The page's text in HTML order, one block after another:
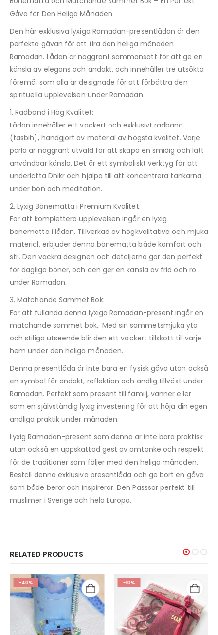
Gåva för Den Heliga Månaden
Den här exklusiva lyxiga Ramadan-presentlådan är den
perfekta gåvan för att fira den heliga månaden
Ramadan. Lådan är noggrant sammansatt för att ge en
känsla av elegans och andakt, och innehåller tre utsökta
föremål som alla är designade för att förbättra den
spirituella upplevelsen under Ramadan.
1. Radband i Hög Kvalitet:
Lådan innehåller ett vackert och exklusivt radband
(tasbih), handgjort av material av högsta kvalitet. Varje
pärla är noggrant utvald för att skapa en smidig och lätt
användbar känsla. Det är ett symboliskt verktyg för att
underlätta Dhikr och hjälpa till att koncentrera tankarna
under bön och meditation.
2. Lyxig Bönematta i Premium Kvalitet:
För att komplettera upplevelsen ingår en lyxig
bönematta i lådan. Tillverkad av högkvalitativa och mjuka
material, erbjuder denna bönematta både komfort och
stil. Den vackra designen och detaljerna gör den perfekt
för dagliga böner, och den ger en känsla av frid och ro
under Ramadan.
3. Matchande Sammet Bok:
För att fullända denna lyxiga Ramadan-present ingår en
matchande sammet bok,. Med sin sammetsmjuka yta
och stiliga utseende blir den ett vackert tillskott till varje
hem under den heliga månaden.
Denna presentlåda är inte bara en fysisk gåva utan också
en symbol för andakt, reflektion och andlig tillväxt under
Ramadan. Perfekt som present till familj, vänner eller
som en självständig lyxig investering för att höja din egen
andliga praktik under månaden.
Lyxig Ramadan-present som denna är inte bara praktisk
utan också en uppskattad gest av omtanke och respekt
för de traditioner som följer med den heliga månaden.
Beställ denna exklusiva presentlåda och ge bort en gåva
som både berör och inspirerar. Den Passsar perfekt till
muslimer i Sverige och hela Europa.
RELATED PRODUCTS
-40% -10%